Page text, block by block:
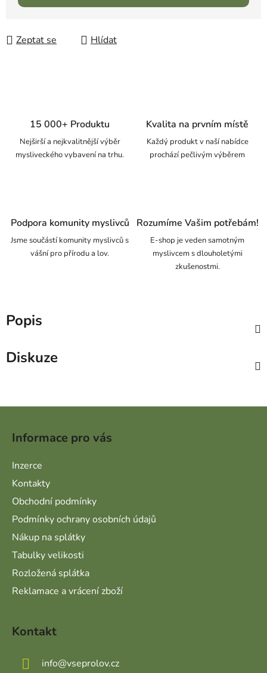
Zeptat se Hlídat
15 000+ Produktu
Nejširší a nejkvalitnější výběr
mysliveckého vybavení na trhu.
Kvalita na prvním místě
Každý produkt v naší nabídce
prochází pečlivým výběrem
Podpora komunity myslivců
Jsme součástí komunity myslivců s
vášní pro přírodu a lov.
Rozumíme Vašim potřebám!
E-shop je veden samotným
myslivcem s dlouholetými
zkušenostmi.
Popis
Diskuze
Informace pro vás
Inzerce
Kontakty
Obchodní podmínky
Podmínky ochrany osobních údajů
Nákup na splátky
Tabulky velikosti
Rozložená splátka
Reklamace a vrácení zboží
Kontakt
info@vseprolov.cz